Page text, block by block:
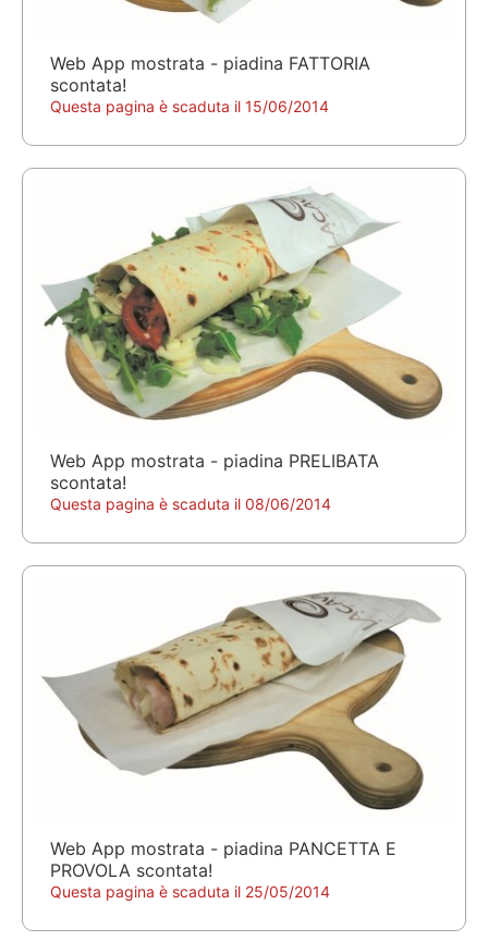
Web App mostrata - piadina FATTORIA
scontata!
Questa pagina è scaduta il 15/06/2014
Web App mostrata - piadina PRELIBATA
scontata!
Questa pagina è scaduta il 08/06/2014
Web App mostrata - piadina PANCETTA E
PROVOLA scontata!
Questa pagina è scaduta il 25/05/2014